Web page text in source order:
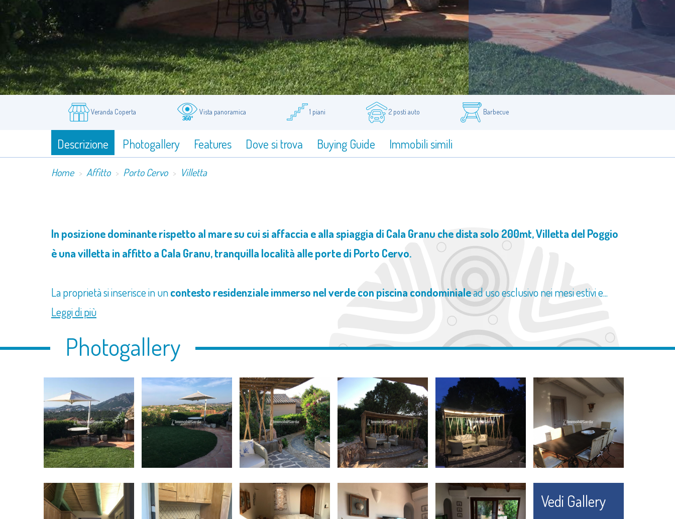
Veranda Coperta Vista panoramica 1 piani 2 posti auto Barbecue
Descrizione Photogallery Features Dove si trova Buying Guide Immobili simili
Home Affitto Porto Cervo Villetta
In posizione dominante rispetto al mare su cui si affaccia e alla spiaggia di Cala Granu che dista solo 200mt, Villetta del Poggio
è una villetta in affitto a Cala Granu, tranquilla località alle porte di Porto Cervo.
La proprietà si inserisce in uncontesto residenziale immerso nel verde con piscina condominialead uso esclusivo nei mesi estivi e...
Leggi di più
Photogallery
Vedi Gallery